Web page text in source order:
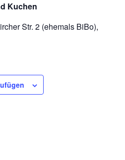
Kuchen
Str. 2 (ehemals BiBo),